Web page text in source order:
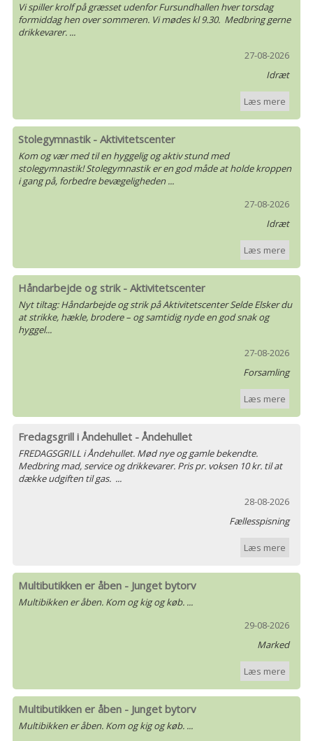
Vi spiller krolf på græsset udenfor Fursundhallen hver torsdag
formiddag hen over sommeren. Vi mødes kl 9.30. Medbring gerne
drikkevarer. ...
27-08-2026
Idræt
Læs mere
Stolegymnastik - Aktivitetscenter
Kom og vær med til en hyggelig og aktiv stund med
stolegymnastik! Stolegymnastik er en god måde at holde kroppen
i gang på, forbedre bevægeligheden ...
27-08-2026
Idræt
Læs mere
Håndarbejde og strik - Aktivitetscenter
Nyt tiltag: Håndarbejde og strik på Aktivitetscenter Selde Elsker du
at strikke, hækle, brodere – og samtidig nyde en god snak og
hyggel...
27-08-2026
Forsamling
Læs mere
Fredagsgrill i Åndehullet - Åndehullet
FREDAGSGRILL i Åndehullet. Mød nye og gamle bekendte.
Medbring mad, service og drikkevarer. Pris pr. voksen 10 kr. til at
dække udgiften til gas. ...
28-08-2026
Fællesspisning
Læs mere
Multibutikken er åben - Junget bytorv
Multibikken er åben. Kom og kig og køb. ...
29-08-2026
Marked
Læs mere
Multibutikken er åben - Junget bytorv
Multibikken er åben. Kom og kig og køb. ...